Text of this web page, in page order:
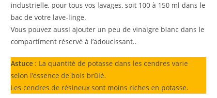
industrielle, pour tous vos lavages, soit 100 à 150 ml dans le
bac de votre lave-linge.
Vous pouvez aussi ajouter un peu de vinaigre blanc dans le
compartiment réservé à l’adoucissant..
Astuce : La quantité de potasse dans les cendres varie
selon l’essence de bois brûlé.
Les cendres de résineux sont moins riches en potasse.